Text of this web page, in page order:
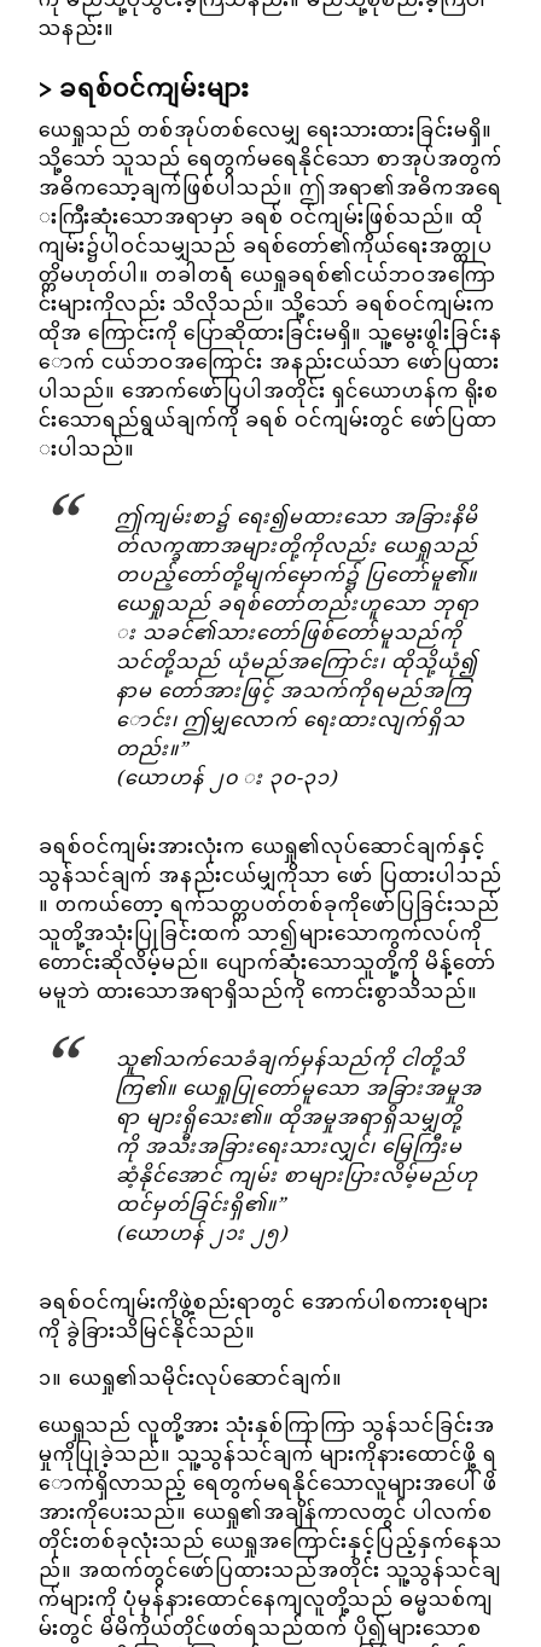
သနည်း။
ခရစ်ဝင်ကျမ်းများ
ယေရှုသည် တစ်အုပ်တစ်လေမျှ ရေးသားထားခြင်းမရှိ။
သို့သော် သူသည် ရေတွက်မရေနိုင်သော စာအုပ်အတွက်
အဓိကသော့ချက်ဖြစ်ပါသည်။ ဤအရာ၏အဓိကအရေ
းကြီးဆုံးသောအရာမှာ ခရစ် ဝင်ကျမ်းဖြစ်သည်။ ထို
ကျမ်း၌ပါဝင်သမျှသည် ခရစ်တော်၏ကိုယ်ရေးအတ္ထုပ
တ္တိမဟုတ်ပါ။ တခါတရံ ယေရှုခရစ်၏ငယ်ဘဝအကြော
င်းများကိုလည်း သိလိုသည်။ သို့သော် ခရစ်ဝင်ကျမ်းက
ထိုအ ကြောင်းကို ပြောဆိုထားခြင်းမရှိ။ သူ့မွေးဖွါးခြင်းန
ောက် ငယ်ဘဝအကြောင်း အနည်းငယ်သာ ဖော်ပြထား
ပါသည်။ အောက်ဖော်ပြပါအတိုင်း ရှင်ယောဟန်က ရိုးစ
င်းသောရည်ရွယ်ချက်ကို ခရစ် ဝင်ကျမ်းတွင် ဖော်ပြထာ
းပါသည်။
ဤကျမ်းစာ၌ ရေး၍မထားသော အခြားနိမိ
တ်လက္ခဏာအများတို့ကိုလည်း ယေရှုသည်
တပည့်တော်တို့မျက်မှောက်၌ ပြတော်မူ၏။
ယေရှုသည် ခရစ်တော်တည်းဟူသော ဘုရာ
း သခင်၏သားတော်ဖြစ်တော်မူသည်ကို
သင်တို့သည် ယုံမည်အကြောင်း၊ ထိုသို့ယုံ၍
နာမ တော်အားဖြင့် အသက်ကိုရမည်အကြ
ောင်း၊ ဤမျှလောက် ရေးထားလျက်ရှိသ
တည်း။”
(ယောဟန် ၂၀ း ၃၀-၃၁)
ခရစ်ဝင်ကျမ်းအားလုံးက ယေရှု၏လုပ်ဆောင်ချက်နှင့်
သွန်သင်ချက် အနည်းငယ်မျှကိုသာ ဖော် ပြထားပါသည်
။ တကယ်တော့ ရက်သတ္တပတ်တစ်ခုကိုဖော်ပြခြင်းသည်
သူတို့အသုံးပြုခြင်းထက် သာ၍များသောကွက်လပ်ကို
တောင်းဆိုလိမ့်မည်။ ပျောက်ဆုံးသောသူတို့ကို မိန့်တော်
မမူဘဲ ထားသောအရာရှိသည်ကို ကောင်းစွာသိသည်။
သူ၏သက်သေခံချက်မှန်သည်ကို ငါတို့သိ
ကြ၏။ ယေရှုပြုတော်မူသော အခြားအမှုအ
ရာ များရှိသေး၏။ ထိုအမှုအရာရှိသမျှတို့
ကို အသီးအခြားရေးသားလျှင်၊ မြေကြီးမ
ဆံ့နိုင်အောင် ကျမ်း စာများပြားလိမ့်မည်ဟု
ထင်မှတ်ခြင်းရှိ၏။”
(ယောဟန် ၂၁း ၂၅)
ခရစ်ဝင်ကျမ်းကိုဖွဲ့စည်းရာတွင် အောက်ပါစကားစုများ
ကို ခွဲခြားသိမြင်နိုင်သည်။
၁။ ယေရှု၏သမိုင်းလုပ်ဆောင်ချက်။
ယေရှုသည် လူတို့အား သုံးနှစ်ကြာကြာ သွန်သင်ခြင်းအ
မှုကိုပြုခဲ့သည်။ သူ့သွန်သင်ချက် များကိုနားထောင်ဖို့ ရ
ောက်ရှိလာသည့် ရေတွက်မရနိုင်သောလူများအပေါ် ဖိ
အားကိုပေးသည်။ ယေရှု၏အချိန်ကာလတွင် ပါလက်စ
တိုင်းတစ်ခုလုံးသည် ယေရှုအကြောင်းနှင့်ပြည့်နှက်နေသ
ည်။ အထက်တွင်ဖော်ပြထားသည်အတိုင်း သူ့သွန်သင်ချ
က်များကို ပုံမှန်နားထောင်နေကျလူတို့သည် ဓမ္မသစ်ကျ
မ်းတွင် မိမိကိုယ်တိုင်ဖတ်ရသည်ထက် ပို၍များသောစ